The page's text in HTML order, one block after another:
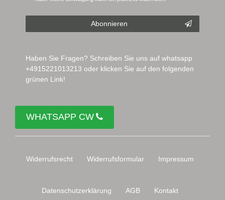
Abonnieren
Haben Sie Fragen? Schreiben Sie uns auf whatsapp
+4915221013213 oder klicken Sie auf den folgenden
grünen Link!
WHATSAPP CW
Widerrufs­recht Widerrufs­formular Impressum
Daten­schutz­erklärung AGB Kontakt